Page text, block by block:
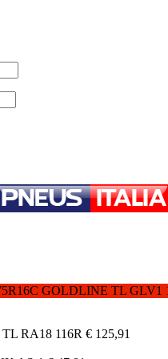
GOLDLINE TL GLV1
RA18 116R € 125,91